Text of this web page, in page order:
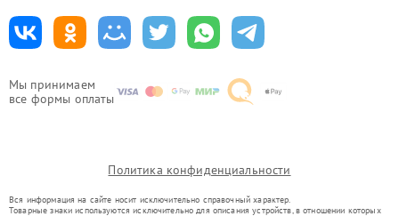
Мы принимаем
все формы оплаты
Политика конфиденциальности
Вся информация на сайте носит исключительно справочный характер.
Товарные знаки используются исключительно для описания устройств, в отношении которых